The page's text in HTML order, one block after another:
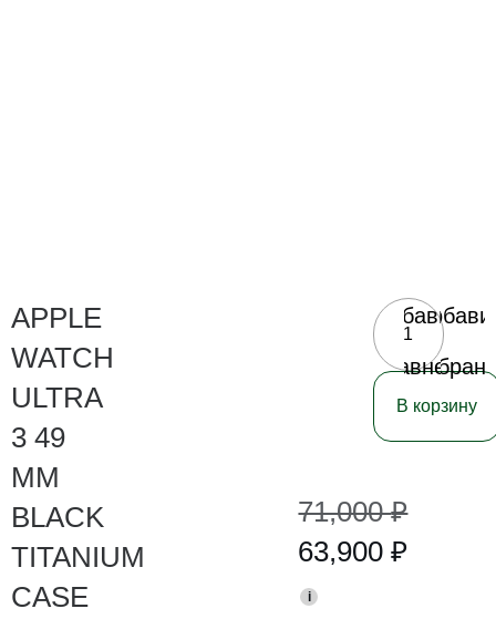
APPLE
WATCH
ULTRA
3 49
MM
BLACK
TITANIUM
CASE
71,000₽
63,900₽
i
В корзину
Добавить
в
сравнение